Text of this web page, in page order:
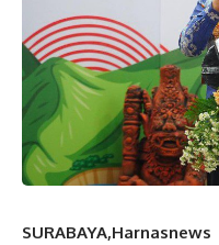
SURABAYA,Harnasnews